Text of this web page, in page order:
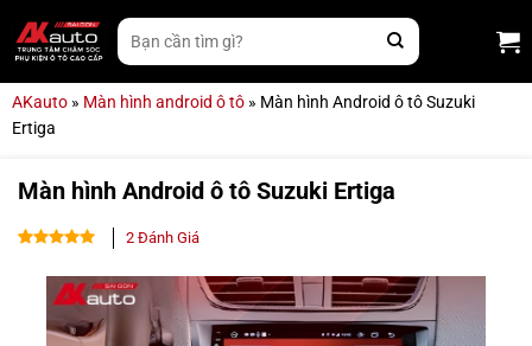
qua
nội
Tìm
kiếm:
AKauto » Màn hình android ô tô » Màn hình Android ô tô Suzuki
Ertiga
Màn hình Android ô tô Suzuki Ertiga
5 dựa
trênđánh
2Đánh Giá